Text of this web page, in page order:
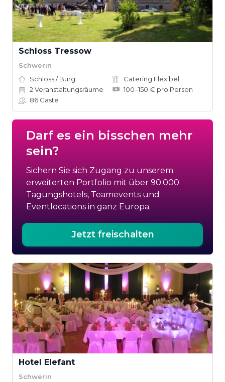
Schloss Tressow
Schwerin
Schloss / Burg
Catering Flexibel
2 Veranstaltungsräume
100–150 € pro Person
86 Gäste
Darf es ein bisschen mehr
sein?
Sichern Sie sich Zugang zu unserem
erweiterten Portfolio mit über 90.000
Tagungshotels, Teamevents und
Eventlocations in ganz Europa.
Jetzt freischalten
Hotel Elefant
Schwerin